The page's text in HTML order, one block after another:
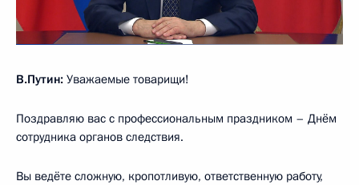
В.Путин: Уважаемые товарищи!
Поздравляю вас с профессиональным праздником – Днём
сотрудника органов следствия.
Вы ведёте сложную, кропотливую, ответственную работу,